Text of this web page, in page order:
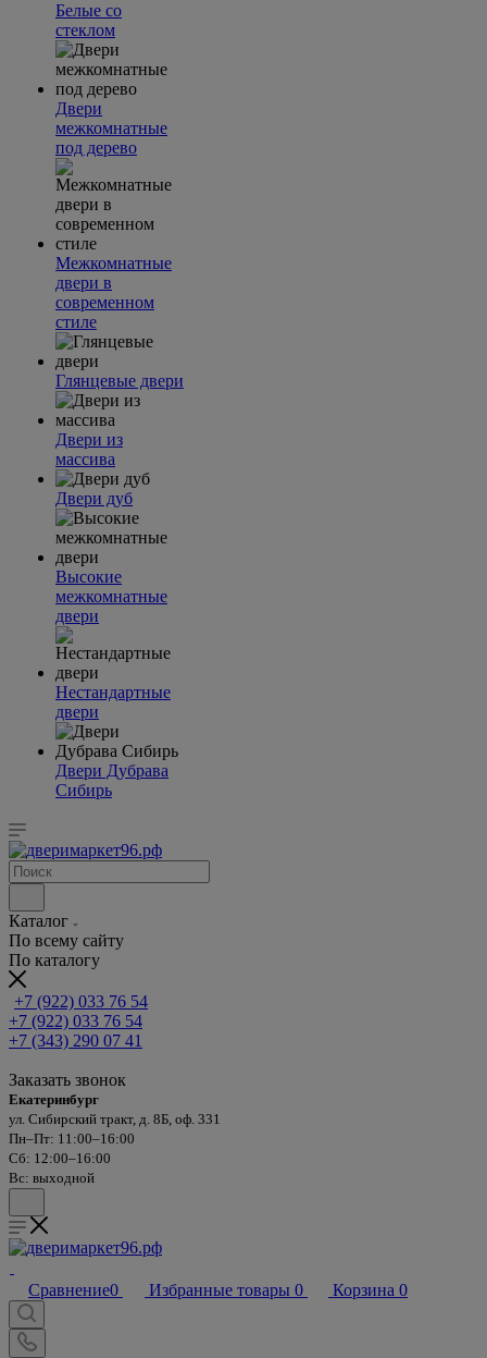
Белые со
стеклом
Двери
межкомнатные
под дерево
Межкомнатные
двери в
современном
стиле
Глянцевые двери
Двери из
массива
Двери дуб
Высокие
межкомнатные
двери
Нестандартные
двери
Двери Дубрава
Сибирь
Каталог
По всему сайту
По каталогу
+7 (922) 033 76 54
+7 (922) 033 76 54
+7 (343) 290 07 41
Заказать звонок
Екатеринбург
ул. Сибирский тракт, д. 8Б, оф. 331
Пн–Пт: 11:00–16:00
Сб: 12:00–16:00
Вс: выходной
Сравнение0 Избранные товары 0 Корзина 0